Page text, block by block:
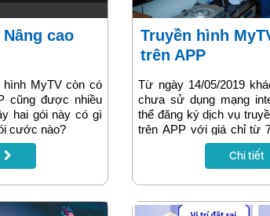
hình MyTV còn có
cũng được nhiều
hai gói này có gì
cước nào?
Truyền hình MyTV đã có K+
trên APP
Từ ngày 14/05/2019
chưa sử dụng mạng
thể đăng ký dịch vụ
trên APP với giá chỉ từ
chưa có VAT).
các khách hàng đang
Chi tiết